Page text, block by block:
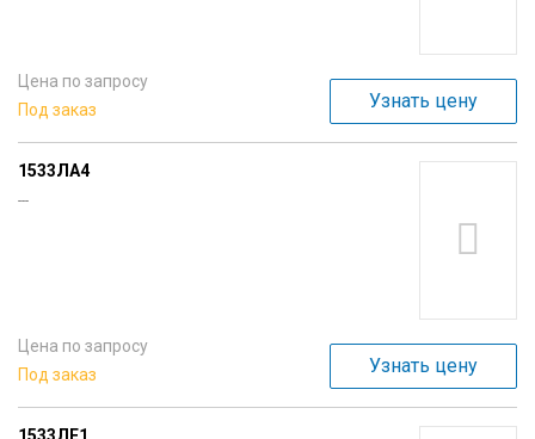
Цена по запросу
Под заказ
Узнать цену
1533ЛА4
---
Цена по запросу
Под заказ
Узнать цену